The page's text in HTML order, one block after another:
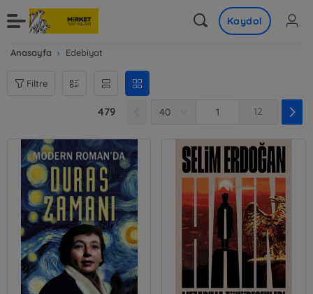
Kaydol
Anasayfa Edebiyat
Filtre
479 12